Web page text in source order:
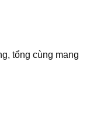
tổng cùng mang